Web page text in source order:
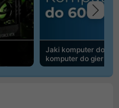
Jaki komputer do
komputer do gier |